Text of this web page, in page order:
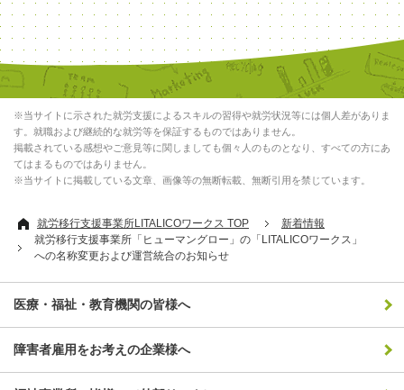
※当サイトに示された就労支援によるスキルの習得や就労状況等には個人差がありま
す。就職および継続的な就労等を保証するものではありません。
掲載されている感想やご意見等に関しましても個々人のものとなり、すべての方にあ
てはまるものではありません。
※当サイトに掲載している文章、画像等の無断転載、無断引用を禁じています。
就労移行支援事業所LITALICOワークス TOP
新着情報
就労移行支援事業所「ヒューマングロー」の「LITALICOワークス」
への名称変更および運営統合のお知らせ
医療・福祉・教育機関の皆様へ
障害者雇用をお考えの企業様へ